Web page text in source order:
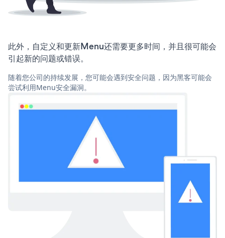
此外，自定义和更新Menu还需要更多时间，并且很可能会
引起新的问题或错误。
随着您公司的持续发展，您可能会遇到安全问题，因为黑客可能会
尝试利用Menu安全漏洞。